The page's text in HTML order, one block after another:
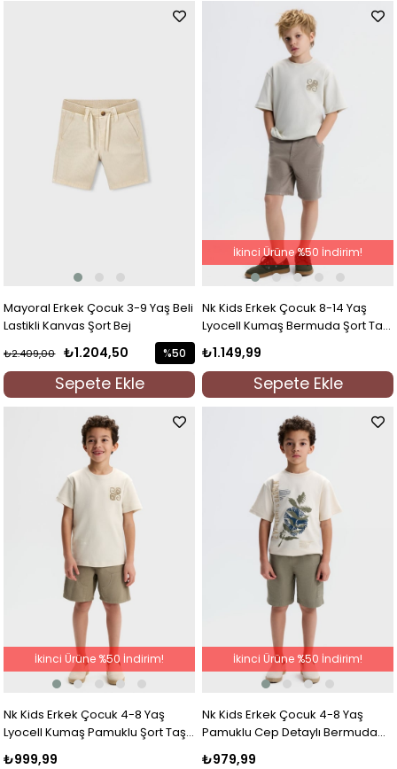
Mayoral Erkek Çocuk 3-9 Yaş Beli
Lastikli Kanvas Şort Bej
₺1.204,50
₺2.409,00
Sepete Ekle
%50
İndirim
%50İndirim
Nk Kids Erkek Çocuk 8-14 Yaş
Lyocell Kumaş Bermuda Şort Taş
Rengi
₺1.149,99
Sepete Ekle
İkinci Ürüne %50 İndirim!
Nk Kids Erkek Çocuk 4-8 Yaş
Lyocell Kumaş Pamuklu Şort Taş
₺999,99
İkinci Ürüne %50 İndirim!
Nk Kids Erkek Çocuk 4-8 Yaş
Pamuklu Cep Detaylı Bermuda
₺979,99
İkinci Ürüne %50 İndirim!